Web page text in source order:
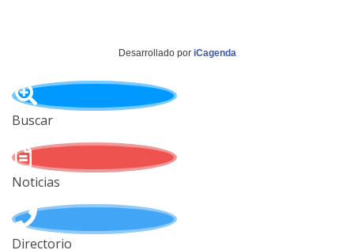
Desarrollado por iCagenda
Buscar
Noticias
Directorio